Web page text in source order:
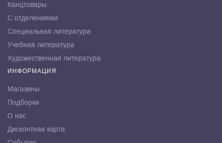
Канцтовары
С отделениями
Специальная литература
Учебная литература
Художественная литература
ИНФОРМАЦИЯ
Магазины
Подборки
О нас
Дисконтная карта